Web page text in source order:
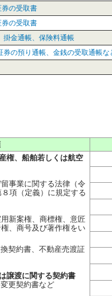
券の受取書
の受取書
掛金通帳、保険料通帳
の預り通帳、金銭の受取通帳な
権、船舶若しくは航空
事業に関する法律（令
項（定義）に規定する
新案権、商標権、意匠
、商号及び著作権をい
契約書、不動産売渡証
譲渡に関する契約書
更契約書など